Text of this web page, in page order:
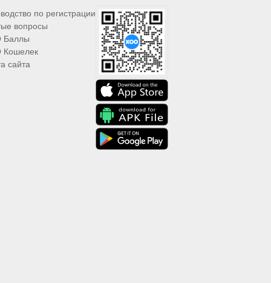
по регистрации
вопросы
Баллы
Кошелек
сайта